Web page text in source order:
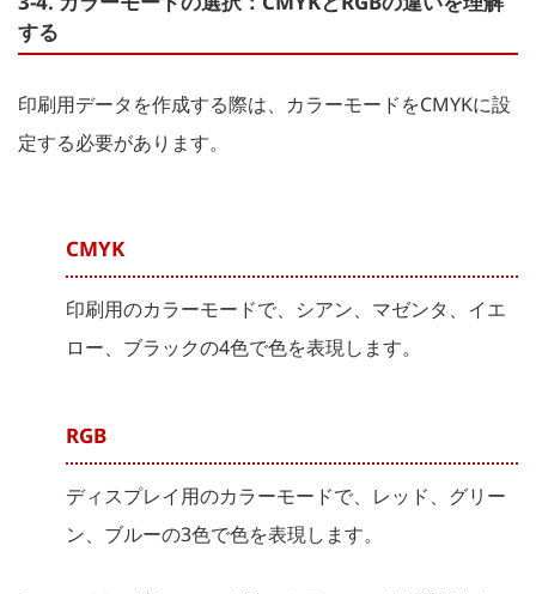
する
印刷用データを作成する際は、カラーモードをCMYKに設
定する必要があります。
CMYK
印刷用のカラーモードで、シアン、マゼンタ、イエ
ロー、ブラックの4色で色を表現します。
RGB
ディスプレイ用のカラーモードで、レッド、グリー
ン、ブルーの3色で色を表現します。